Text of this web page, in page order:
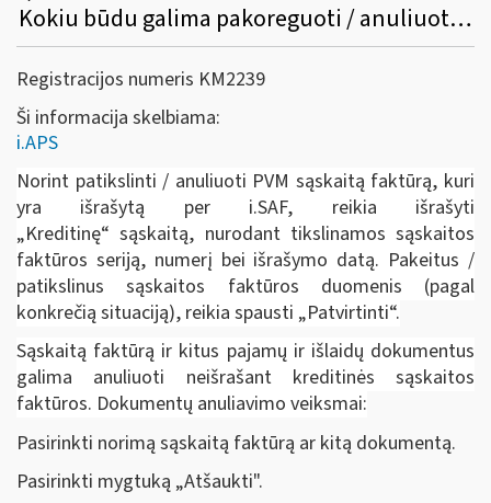
Kokiu būdu galima pakoreguoti / anuliuoti jau išrašytą PVM sąskaitą faktūrą /sąskaitą faktūrą ir kitus pajamų ir išlaidų dokumentus?
Registracijos numeris KM2239
Ši informacija skelbiama:
i.APS
Norint patikslinti / anuliuoti PVM sąskaitą faktūrą, kuri
yra išrašytą per i.SAF, reikia išrašyti
„Kreditinę“ sąskaitą, nurodant tikslinamos sąskaitos
faktūros seriją, numerį bei išrašymo datą. Pakeitus /
patikslinus sąskaitos faktūros duomenis (pagal
konkrečią situaciją), reikia spausti „Patvirtinti“.
Sąskaitą faktūrą ir kitus pajamų ir išlaidų dokumentus
galima anuliuoti neišrašant kreditinės sąskaitos
faktūros. Dokumentų anuliavimo veiksmai:
Pasirinkti norimą sąskaitą faktūrą ar kitą dokumentą.
Pasirinkti mygtuką „Atšaukti".